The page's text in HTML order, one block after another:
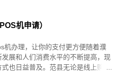
本文机申请）
机办理，让你的支付更方便随着濮
发展和人们消费水平的不断提高，现
也日益普及。范县无论是线上购物